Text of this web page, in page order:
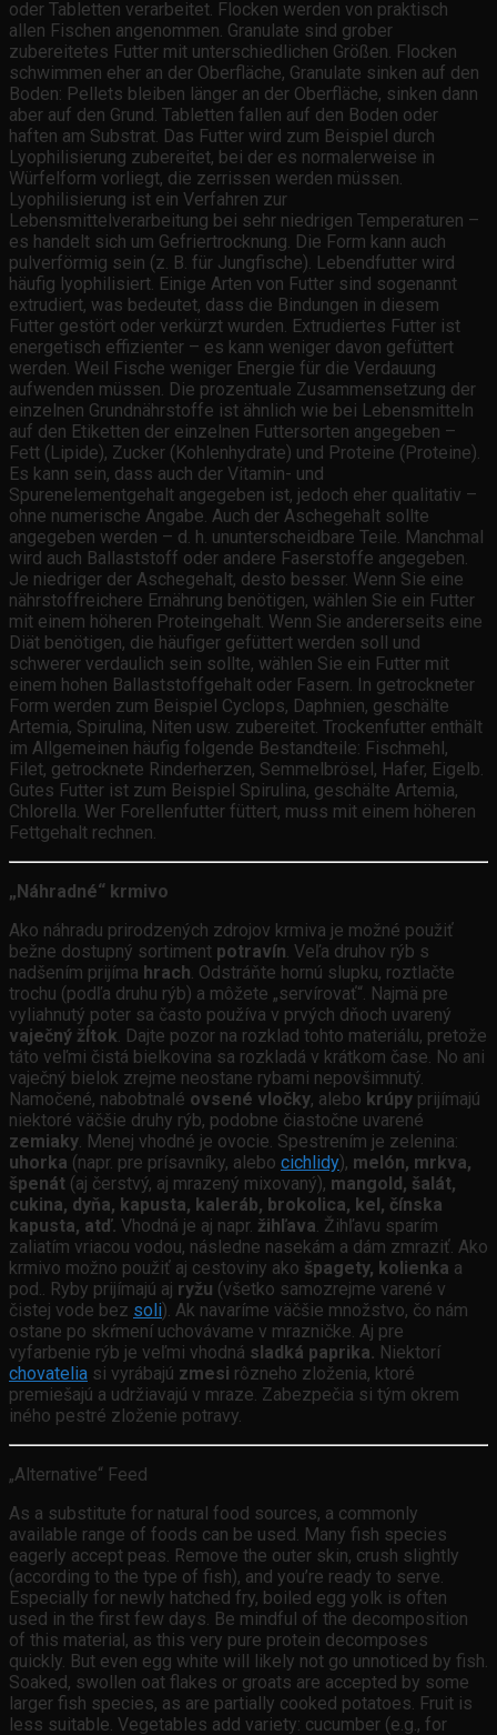
oder Tabletten verarbeitet. Flocken werden von praktisch
allen Fischen angenommen. Granulate sind grober
zubereitetes Futter mit unterschiedlichen Größen. Flocken
schwimmen eher an der Oberfläche, Granulate sinken auf den
Boden: Pellets bleiben länger an der Oberfläche, sinken dann
aber auf den Grund. Tabletten fallen auf den Boden oder
haften am Substrat. Das Futter wird zum Beispiel durch
Lyophilisierung zubereitet, bei der es normalerweise in
Würfelform vorliegt, die zerrissen werden müssen.
Lyophilisierung ist ein Verfahren zur
Lebensmittelverarbeitung bei sehr niedrigen Temperaturen –
es handelt sich um Gefriertrocknung. Die Form kann auch
pulverförmig sein (z. B. für Jungfische). Lebendfutter wird
häufig lyophilisiert. Einige Arten von Futter sind sogenannt
extrudiert, was bedeutet, dass die Bindungen in diesem
Futter gestört oder verkürzt wurden. Extrudiertes Futter ist
energetisch effizienter – es kann weniger davon gefüttert
werden. Weil Fische weniger Energie für die Verdauung
aufwenden müssen. Die prozentuale Zusammensetzung der
einzelnen Grundnährstoffe ist ähnlich wie bei Lebensmitteln
auf den Etiketten der einzelnen Futtersorten angegeben –
Fett (Lipide), Zucker (Kohlenhydrate) und Proteine (Proteine).
Es kann sein, dass auch der Vitamin- und
Spurenelementgehalt angegeben ist, jedoch eher qualitativ –
ohne numerische Angabe. Auch der Aschegehalt sollte
angegeben werden – d. h. ununterscheidbare Teile. Manchmal
wird auch Ballaststoff oder andere Faserstoffe angegeben.
Je niedriger der Aschegehalt, desto besser. Wenn Sie eine
nährstoffreichere Ernährung benötigen, wählen Sie ein Futter
mit einem höheren Proteingehalt. Wenn Sie andererseits eine
Diät benötigen, die häufiger gefüttert werden soll und
schwerer verdaulich sein sollte, wählen Sie ein Futter mit
einem hohen Ballaststoffgehalt oder Fasern. In getrockneter
Form werden zum Beispiel Cyclops, Daphnien, geschälte
Artemia, Spirulina, Niten usw. zubereitet. Trockenfutter enthält
im Allgemeinen häufig folgende Bestandteile: Fischmehl,
Filet, getrocknete Rinderherzen, Semmelbrösel, Hafer, Eigelb.
Gutes Futter ist zum Beispiel Spirulina, geschälte Artemia,
Chlorella. Wer Forellenfutter füttert, muss mit einem höheren
Fettgehalt rechnen.
„Náhradné“ krmivo
Ako náhradu prirodzených zdrojov krmiva je možné použiť
bežne dostupný sortiment potravín. Veľa druhov rýb s
nadšením prijíma hrach. Odstráňte hornú slupku, roztlačte
trochu (podľa druhu rýb) a môžete „servírovať“. Najmä pre
vyliahnutý poter sa často používa v prvých dňoch uvarený
vaječný žĺtok. Dajte pozor na rozklad tohto materiálu, pretože
táto veľmi čistá bielkovina sa rozkladá v krátkom čase. No ani
vaječný bielok zrejme neostane rybami nepovšimnutý.
Namočené, nabobtnalé ovsené vločky, alebo krúpy prijímajú
niektoré väčšie druhy rýb, podobne čiastočne uvarené
zemiaky. Menej vhodné je ovocie. Spestrením je zelenina:
uhorka (napr. pre prísavníky, alebo cichlidy), melón, mrkva,
špenát (aj čerstvý, aj mrazený mixovaný), mangold, šalát,
cukina, dyňa, kapusta, kaleráb, brokolica, kel, čínska
kapusta, atď. Vhodná je aj napr. žihľava. Žihľavu sparím
zaliatím vriacou vodou, následne nasekám a dám zmraziť. Ako
krmivo možno použiť aj cestoviny ako špagety, kolienka a
pod.. Ryby prijímajú aj ryžu (všetko samozrejme varené v
čistej vode bez soli). Ak navaríme väčšie množstvo, čo nám
ostane po skŕmení uchovávame v mrazničke. Aj pre
vyfarbenie rýb je veľmi vhodná sladká paprika. Niektorí
chovatelia si vyrábajú zmesi rôzneho zloženia, ktoré
premiešajú a udržiavajú v mraze. Zabezpečia si tým okrem
iného pestré zloženie potravy.
„Alternative“ Feed
As a substitute for natural food sources, a commonly
available range of foods can be used. Many fish species
eagerly accept peas. Remove the outer skin, crush slightly
(according to the type of fish), and you’re ready to serve.
Especially for newly hatched fry, boiled egg yolk is often
used in the first few days. Be mindful of the decomposition
of this material, as this very pure protein decomposes
quickly. But even egg white will likely not go unnoticed by fish.
Soaked, swollen oat flakes or groats are accepted by some
larger fish species, as are partially cooked potatoes. Fruit is
less suitable. Vegetables add variety: cucumber (e.g., for